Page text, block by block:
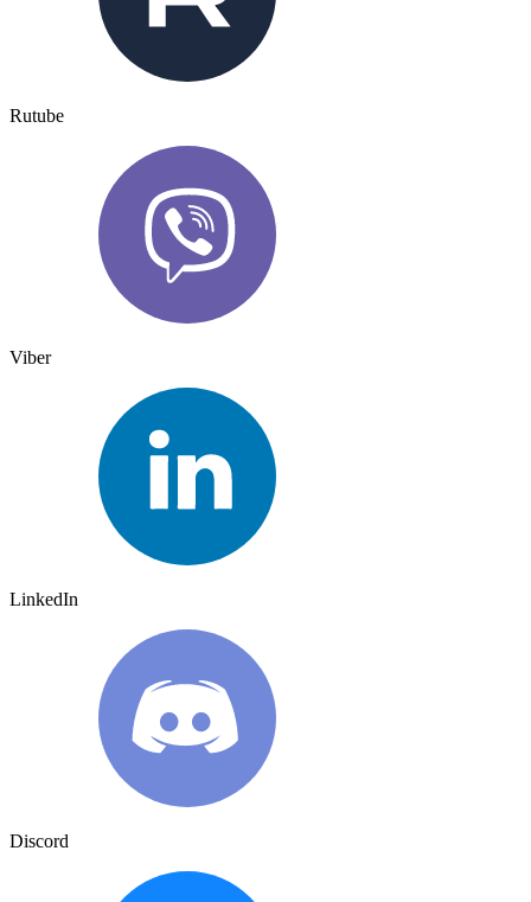
Rutube
Viber
LinkedIn
Discord